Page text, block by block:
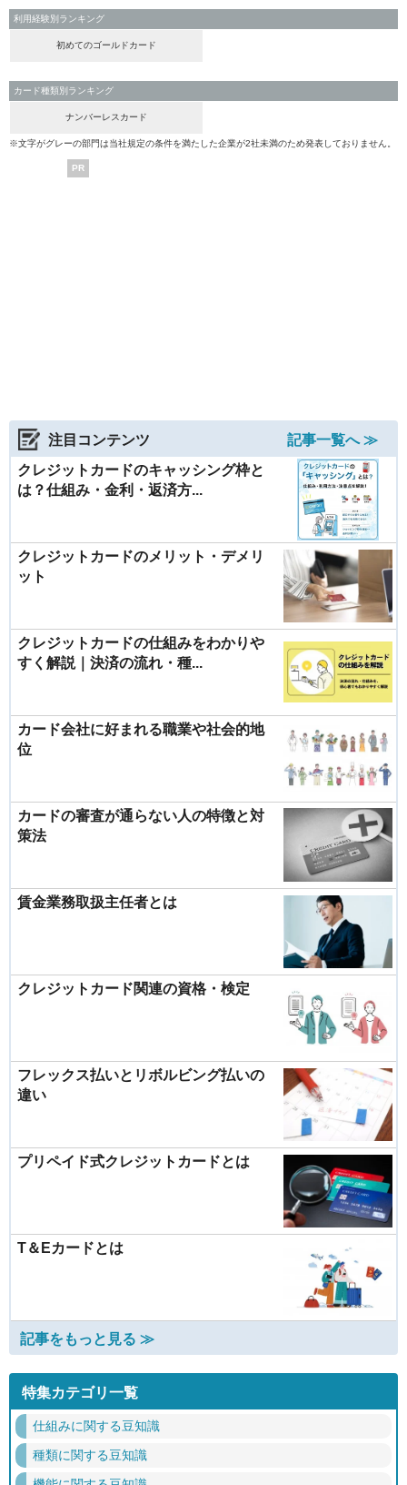
利用経験別ランキング
初めてのゴールドカード
カード種類別ランキング
ナンバーレスカード
※文字がグレーの部門は当社規定の条件を満たした企業が2社未満のため発表しておりません。
PR
注目コンテンツ
記事一覧へ ≫
クレジットカードのキャッシング枠と
は？仕組み・金利・返済方...
クレジットカードのメリット・デメリ
ット
クレジットカードの仕組みをわかりや
すく解説｜決済の流れ・種...
カード会社に好まれる職業や社会的地
位
カードの審査が通らない人の特徴と対
策法
賃金業務取扱主任者とは
クレジットカード関連の資格・検定
フレックス払いとリボルビング払いの
違い
プリペイド式クレジットカードとは
T＆Eカードとは
記事をもっと見る ≫
特集カテゴリ一覧
仕組みに関する豆知識
種類に関する豆知識